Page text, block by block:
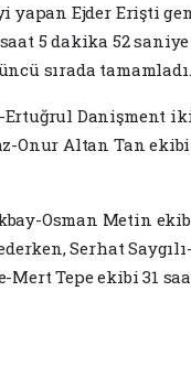
yapan Ejder Erişti
5 dakika 52
sırada tamamladı.
Ertuğrul Danişment
Onur Altan Tan
Osman Metin
Serhat
Tepe ekibi 31